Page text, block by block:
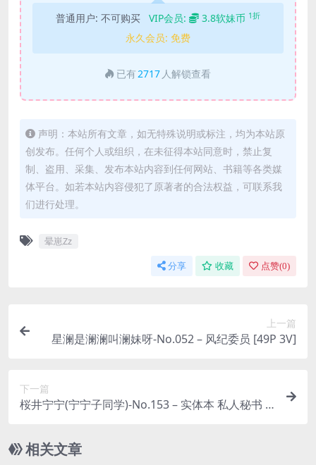
普通用户: 不可购买 VIP会员: 3.8软妹币 1折
永久会员: 免费
已有2717 人解锁查看
声明：本站所有文章，如无特殊说明或标注，均为本站原
创发布。任何个人或组织，在未征得本站同意时，禁止复
制、盗用、采集、发布本站内容到任何网站、书籍等各类媒
体平台。如若本站内容侵犯了原著者的合法权益，可联系我
们进行处理。
晕崽Zz
分享 收藏 点赞(0)
上一篇
星澜是澜澜叫澜妹呀-No.052 – 风纪委员 [49P 3V]
下一篇
桜井宁宁(宁宁子同学)-No.153 – 实体本 私人秘书 [6
相关文章